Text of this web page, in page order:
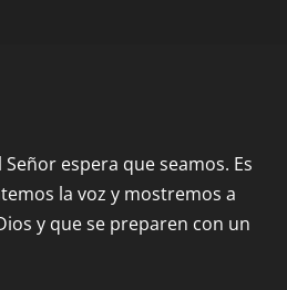
espera que seamos. Es
la voz y mostremos a
y que se preparen con un